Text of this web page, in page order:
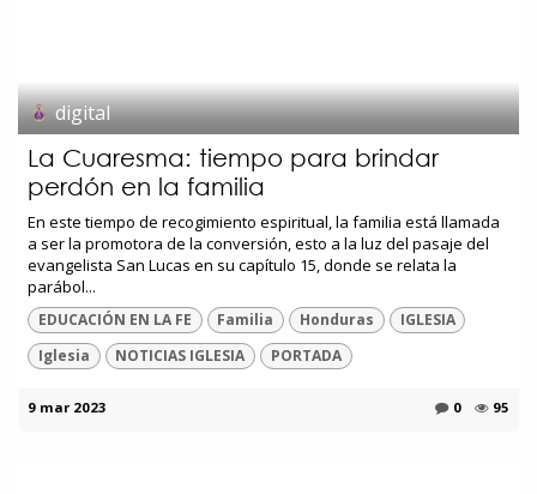
digital
La Cuaresma: tiempo para brindar
perdón en la familia
En este tiempo de recogimiento espiritual, la familia está llamada
a ser la promotora de la conversión, esto a la luz del pasaje del
evangelista San Lucas en su capítulo 15, donde se relata la
parábol...
EDUCACIÓN EN LA FE Familia Honduras
IGLESIA
Iglesia
NOTICIAS IGLESIA PORTADA
9 mar 2023 0 95